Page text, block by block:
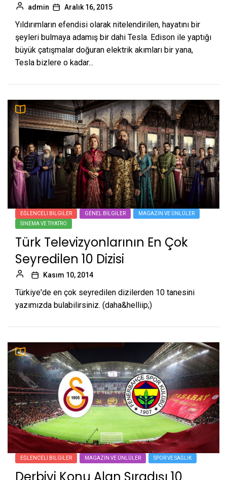
admin Aralık 16, 2015
Yıldırımların efendisi olarak nitelendirilen, hayatını bir
şeyleri bulmaya adamış bir dahi Tesla. Edison ile yaptığı
büyük çatışmalar doğuran elektrik akımları bir yana,
Tesla bizlere o kadar...
EĞLENCELI BILGILER GENEL BILGILER
MAGAZIN VE ÜNLÜLER
SINEMA VE TIYATRO
Türk Televizyonlarının En Çok
Seyredilen 10 Dizisi
Kasım 10, 2014
Türkiye'de en çok seyredilen dizilerden 10 tanesini
yazımızda bulabilirsiniz. (daha&helliip;)
EĞLENCELI BILGILER MAGAZIN VE ÜNLÜLER SPOR VE SAĞLIK
Derbiyi Konu Alan Sıradışı 10